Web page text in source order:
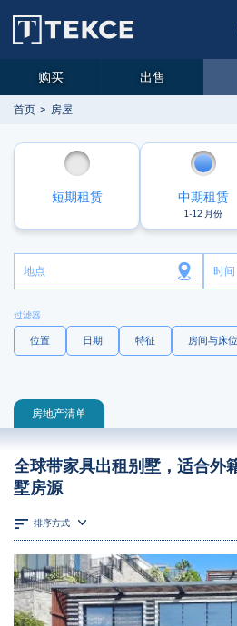
首页 房屋
短期租赁 中期租赁
1-12 月份
地点 时间
过滤器
位置 日期 特征 房间与床位
房地产清单
全球带家具出租别墅，适合
墅房源
排序方式
购买 出售